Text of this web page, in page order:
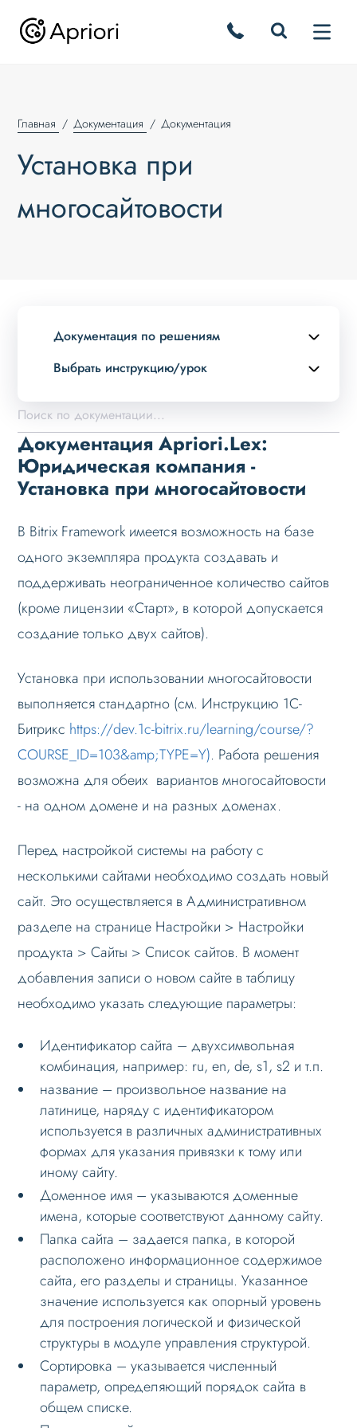
Главная Документация Документация
Установка при
многосайтовости
Документация по решениям
Выбрать инструкцию/урок
Описание курса
Возможности
Примеры страниц
Установка и обновление
Перед установкой
Установка в демо-лаборатории Битрикс
Установка решения
Основные шаги
Установка при многосайтовости
Ошибки при установке
Данные
Оформление контента
Мультирегиональность
Меню сайта
Блоки / секции сайта
Личный кабинет
Формы и коммуникации
SEO и оптимизация
Проблемы и решения
Веб-разработчикам
Вопрос-ответ
Документация Apriori.Lex:
Юридическая компания -
Установка при многосайтовости
В Bitrix Framework имеется возможность на базе
одного экземпляра продукта создавать и
поддерживать неограниченное количество сайтов
(кроме лицензии «Старт», в которой допускается
создание только двух сайтов).
Установка при использовании многосайтовости
выполняется стандартно (см. Инструкцию 1С-
Битрикс https://dev.1c-bitrix.ru/learning/course/?
COURSE_ID=103&amp;TYPE=Y). Работа решения
возможна для обеих вариантов многосайтовости
- на одном домене и на разных доменах.
Перед настройкой системы на работу с
несколькими сайтами необходимо создать новый
сайт. Это осуществляется в Административном
разделе на странице Настройки > Настройки
продукта > Сайты > Список сайтов. В момент
добавления записи о новом сайте в таблицу
необходимо указать следующие параметры:
Идентификатор сайта – двухсимвольная
комбинация, например: ru, en, de, s1, s2 и т.п.
название – произвольное название на
латинице, наряду с идентификатором
используется в различных административных
формах для указания привязки к тому или
иному сайту.
Доменное имя – указываются доменные
имена, которые соответствуют данному сайту.
Папка сайта – задается папка, в которой
расположено информационное содержимое
сайта, его разделы и страницы. Указанное
значение используется как опорный уровень
для построения логической и физической
структуры в модуле управления структурой.
Сортировка – указывается численный
параметр, определяющий порядок сайта в
общем списке.